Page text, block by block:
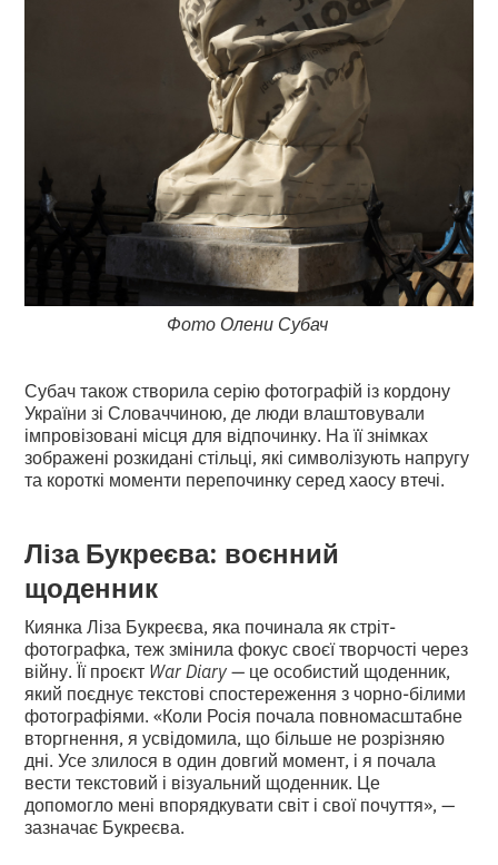
Фото Олени Субач
Субач також створила серію фотографій із кордону
України зі Словаччиною, де люди влаштовували
імпровізовані місця для відпочинку. На її знімках
зображені розкидані стільці, які символізують напругу
та короткі моменти перепочинку серед хаосу втечі.
Ліза Букреєва: воєнний
щоденник
Киянка Ліза Букреєва, яка починала як стріт-
фотографка, теж змінила фокус своєї творчості через
війну. Її проєкт War Diary— це особистий щоденник,
який поєднує текстові спостереження з чорно-білими
фотографіями. «Коли Росія почала повномасштабне
вторгнення, я усвідомила, що більше не розрізняю
дні. Усе злилося в один довгий момент, і я почала
вести текстовий і візуальний щоденник. Це
допомогло мені впорядкувати світ і свої почуття», —
зазначає Букреєва.